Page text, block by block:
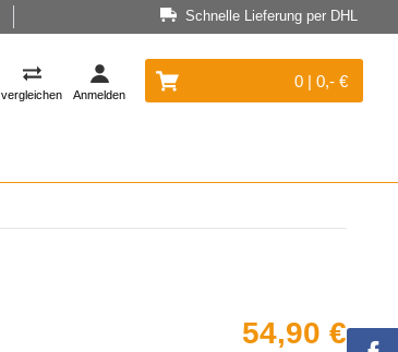
Schnelle Lieferung per DHL
vergleichen Anmelden
0 | 0,- €
54,90 €